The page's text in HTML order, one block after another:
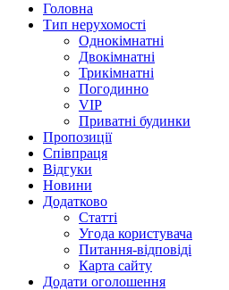
Головна
Тип нерухомості
Однокімнатні
Двокімнатні
Трикімнатні
Погодинно
VIP
Приватні будинки
Пропозиції
Співпраця
Відгуки
Новини
Додатково
Статті
Угода користувача
Питання-відповіді
Карта сайту
Додати оголошення